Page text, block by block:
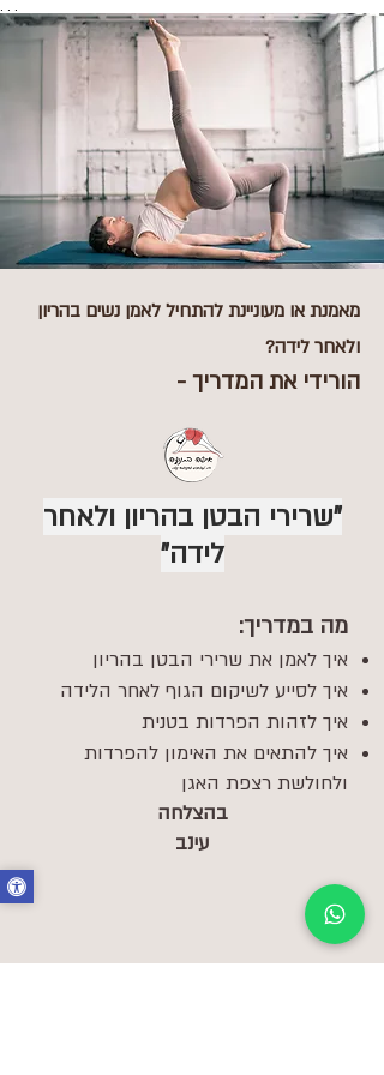
מאמנת או מעוניינת להתחיל לאמן נשים בהריון
ולאחר לידה?
הורידי את המדריך -
"שרירי הבטן בהריון ולאחר
לידה"
מה במדריך:
איך לאמן את שרירי הבטן בהריון
איך לסייע לשיקום הגוף לאחר הלידה
איך לזהות הפרדות בטנית
איך להתאים את האימון להפרדות
ולחולשת רצפת האגן
בהצלחה
עינב